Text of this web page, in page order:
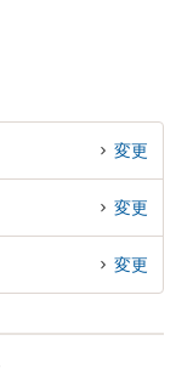
変更
変更
変更